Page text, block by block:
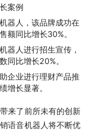
案例
器人，该品牌成功在
额同比增长30%。
器人进行招生宣传，
同比增长20%。
企业进行理财产品推
增长显著。
来了前所未有的创新
语音机器人将不断优